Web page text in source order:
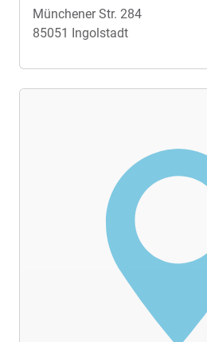
Münchener Str. 284
85051 Ingolstadt